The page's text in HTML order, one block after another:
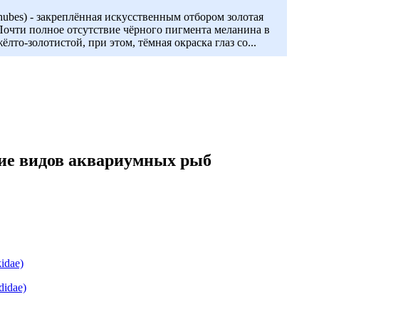
- закреплённая искусственным отбором золотая
полное отсутствие чёрного пигмента меланина в
золотистой, при этом, тёмная окраска глаз со...
видов аквариумных рыб